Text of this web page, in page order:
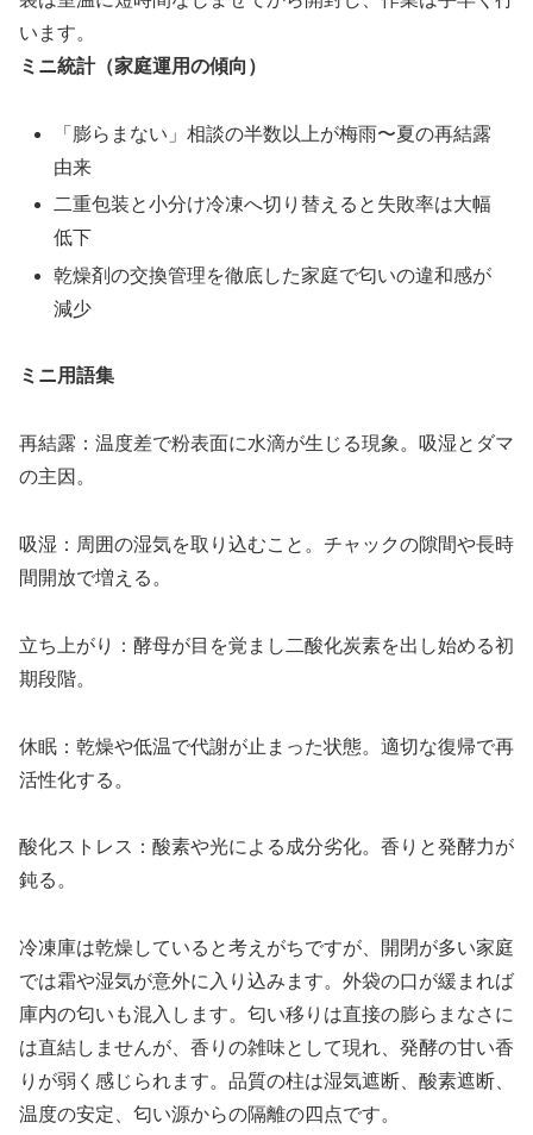
います。
ミニ統計（家庭運用の傾向）
「膨らまない」相談の半数以上が梅雨〜夏の再結露
由来
二重包装と小分け冷凍へ切り替えると失敗率は大幅
低下
乾燥剤の交換管理を徹底した家庭で匂いの違和感が
減少
ミニ用語集
再結露：温度差で粉表面に水滴が生じる現象。吸湿とダマ
の主因。
吸湿：周囲の湿気を取り込むこと。チャックの隙間や長時
間開放で増える。
立ち上がり：酵母が目を覚まし二酸化炭素を出し始める初
期段階。
休眠：乾燥や低温で代謝が止まった状態。適切な復帰で再
活性化する。
酸化ストレス：酸素や光による成分劣化。香りと発酵力が
鈍る。
冷凍庫は乾燥していると考えがちですが、開閉が多い家庭
では霜や湿気が意外に入り込みます。外袋の口が緩まれば
庫内の匂いも混入します。匂い移りは直接の膨らまなさに
は直結しませんが、香りの雑味として現れ、発酵の甘い香
りが弱く感じられます。品質の柱は湿気遮断、酸素遮断、
温度の安定、匂い源からの隔離の四点です。